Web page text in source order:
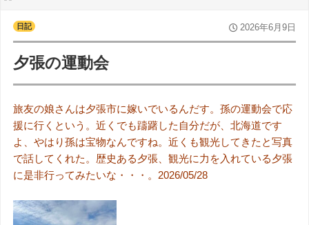
日記 2026年6月9日
夕張の運動会
旅友の娘さんは夕張市に嫁いでいるんだす。孫の運動会で応
援に行くという。近くでも躊躇した自分だが、北海道です
よ、やはり孫は宝物なんですね。近くも観光してきたと写真
で話してくれた。歴史ある夕張、観光に力を入れている夕張
に是非行ってみたいな・・・。2026/05/28